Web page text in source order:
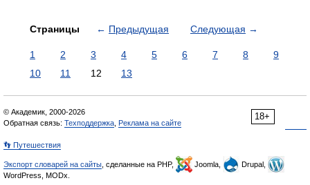
Страницы ← Предыдущая Следующая →
1 2 3 4 5 6 7 8
9
10
11 12 13
18+
© Академик, 2000-2026
Обратная связь: Техподдержка Реклама на сайте
👣 Путешествия
Экспорт словарей на сайты , сделанные на PHP, Joomla,
Drupal,
WordPress, MODx.